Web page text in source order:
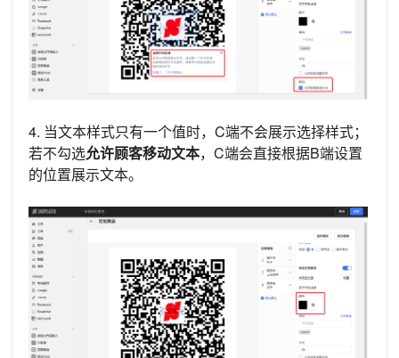
4. 当文本样式只有一个值时，C端不会展示选择样式；
若不勾选允许顾客移动文本，C端会直接根据B端设置
的位置展示文本。